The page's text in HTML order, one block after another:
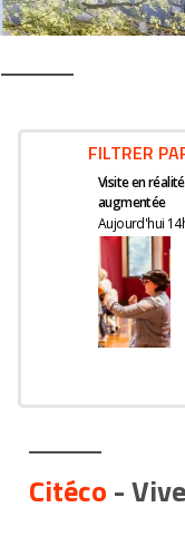
EN SAVOIR PLUS
FILTRER
Visite en réalité
augmentée
Aujourd'hui
Citéco -